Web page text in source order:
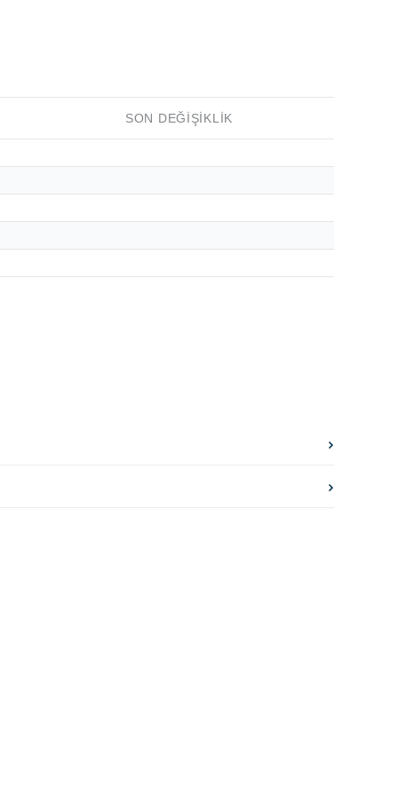
SON DEĞIŞIKLIK